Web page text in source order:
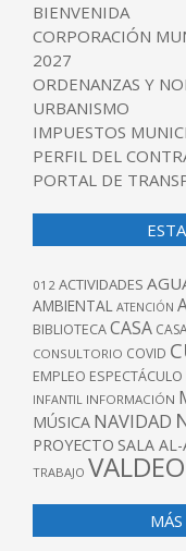
BIENVENIDA
CORPORACIÓN
2027
ORDENANZAS Y
URBANISMO
IMPUESTOS
PERFIL DEL
PORTAL DE
012 ACTIVIDADES
AMBIENTAL ATENCIÓN
BIBLIOTECACASA
CONSULTORIO COVID
EMPLEO ESPECTÁCULO
INFANTIL INFORMACIÓN
MÚSICA NAVIDAD
PROYECTO SALA
TRABAJO